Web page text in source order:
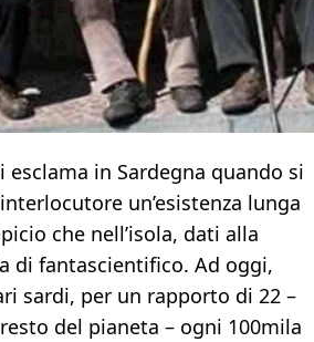
esclama in Sardegna quando si
un’esistenza lunga
che nell’isola, dati alla
di fantascientifico. Ad oggi,
sardi, per un rapporto di 22 –
del pianeta – ogni 100mila